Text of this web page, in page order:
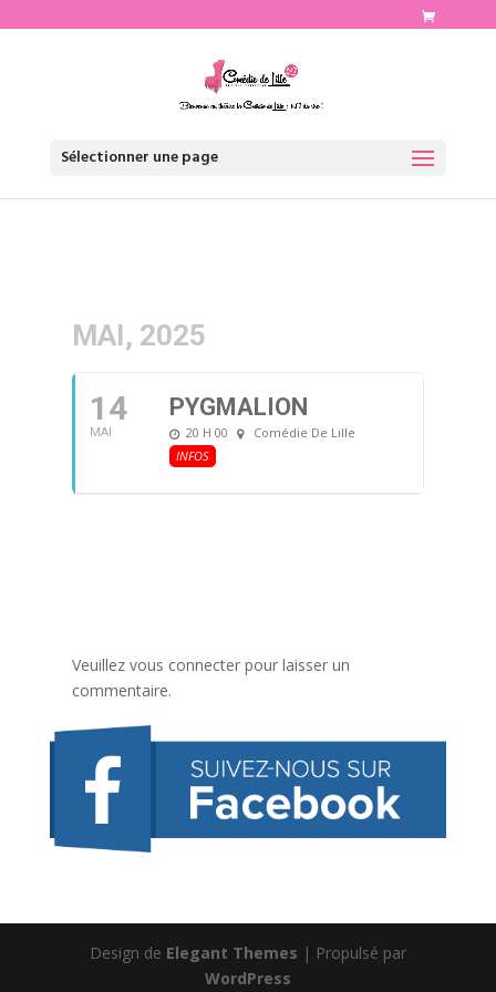
Sélectionner une page
MAI, 2025
14
MAI
PYGMALION
20 H 00
Comédie De Lille
INFOS
Veuillez vous connecter pour laisser un
commentaire.
Design de Elegant Themes | Propulsé par
WordPress